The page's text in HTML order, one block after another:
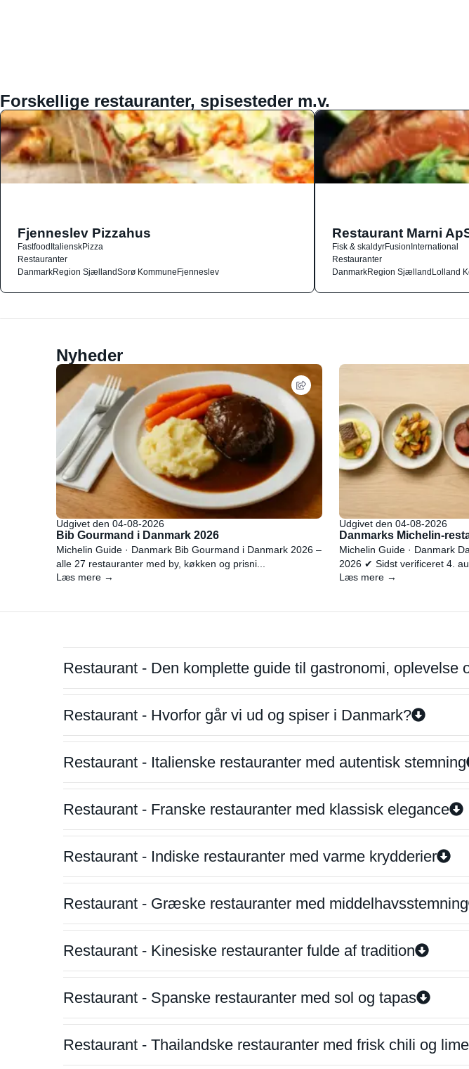
Forskellige restauranter, spisesteder m.v.
Fjenneslev Pizzahus
FastfoodItalienskPizza
Restauranter
DanmarkRegion SjællandSorø KommuneFjenneslev
Restaurant Marni
Fisk & skaldyrFusionInternational
Restauranter
DanmarkRegion SjællandLolland
Nyheder
Udgivet den 04-08-2026
Bib Gourmand i Danmark 2026
Michelin Guide · Danmark Bib Gourmand i Danmark 2026 –
alle 27 restauranter med by, køkken og prisni...
Læs mere →
Udgivet den 04-08-2026
Danmarks Michelin-
Michelin Guide · Danmark
2026 ✔ Sidst verificeret 4.
Læs mere →
Restaurant - Den komplette guide til gastronomi, oplevelse
Restaurant - Hvorfor går vi ud og spiser i Danmark?
Restaurant - Italienske restauranter med autentisk stemning
Restaurant - Franske restauranter med klassisk elegance
Restaurant - Indiske restauranter med varme krydderier
Restaurant - Græske restauranter med middelhavsstemning
Restaurant - Kinesiske restauranter fulde af tradition
Restaurant - Spanske restauranter med sol og tapas
Restaurant - Thailandske restauranter med frisk chili og lime